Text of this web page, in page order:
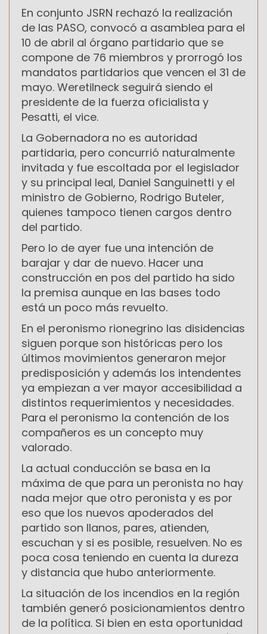
En conjunto JSRN rechazó la realización
de las PASO, convocó a asamblea para el
10 de abril al órgano partidario que se
compone de 76 miembros y prorrogó los
mandatos partidarios que vencen el 31 de
mayo. Weretilneck seguirá siendo el
presidente de la fuerza oficialista y
Pesatti, el vice.
La Gobernadora no es autoridad
partidaria, pero concurrió naturalmente
invitada y fue escoltada por el legislador
y su principal leal, Daniel Sanguinetti y el
ministro de Gobierno, Rodrigo Buteler,
quienes tampoco tienen cargos dentro
del partido.
Pero lo de ayer fue una intención de
barajar y dar de nuevo. Hacer una
construcción en pos del partido ha sido
la premisa aunque en las bases todo
está un poco más revuelto.
En el peronismo rionegrino las disidencias
siguen porque son históricas pero los
últimos movimientos generaron mejor
predisposición y además los intendentes
ya empiezan a ver mayor accesibilidad a
distintos requerimientos y necesidades.
Para el peronismo la contención de los
compañeros es un concepto muy
valorado.
La actual conducción se basa en la
máxima de que para un peronista no hay
nada mejor que otro peronista y es por
eso que los nuevos apoderados del
partido son llanos, pares, atienden,
escuchan y si es posible, resuelven. No es
poca cosa teniendo en cuenta la dureza
y distancia que hubo anteriormente.
La situación de los incendios en la región
también generó posicionamientos dentro
de la política. Si bien en esta oportunidad